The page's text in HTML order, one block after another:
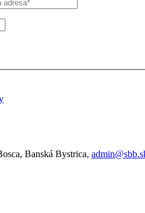
Banská Bystrica,